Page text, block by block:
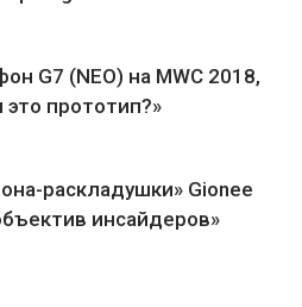
G7 (NEO) на MWC 2018,
это прототип?»
раскладушки» Gionee
инсайдеров»